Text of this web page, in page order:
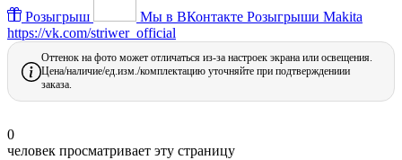
Розыгрыш Мы в ВКонтакте Розыгрыши Makita
https://vk.com/striwer_official
Оттенок на фото может отличаться из-за настроек экрана или освещения.
Цена/наличие/ед.изм./комплектацию уточняйте при подтверждениии
заказа.
0
человек просматривает эту страницу